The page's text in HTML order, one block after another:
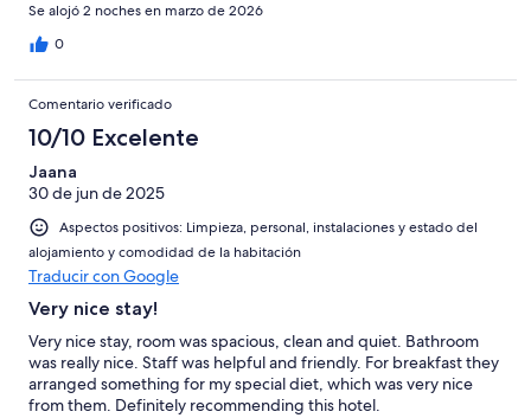
Se alojó 2 noches en marzo de 2026
0
Comentario verificado
10/10 Excelente
Jaana
30 de jun de 2025
Aspectos positivos: Limpieza, personal, instalaciones y estado del
alojamiento y comodidad de la habitación
Traducir con Google
Very nice stay!
Very nice stay, room was spacious, clean and quiet. Bathroom
was really nice. Staff was helpful and friendly. For breakfast they
arranged something for my special diet, which was very nice
from them. Definitely recommending this hotel.